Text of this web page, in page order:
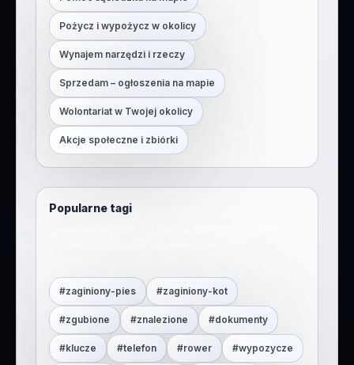
Pożycz i wypożycz w okolicy
Wynajem narzędzi i rzeczy
Sprzedam – ogłoszenia na mapie
Wolontariat w Twojej okolicy
Akcje społeczne i zbiórki
Popularne tagi
#zaginiony-pies #zaginiony-kot
#zgubione #znalezione #dokumenty
#klucze #telefon #rower #wypozycze